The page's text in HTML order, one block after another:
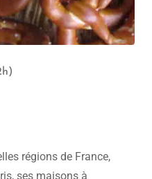
en-Brisgau, Groupe de
régions de France,
ses maisons à